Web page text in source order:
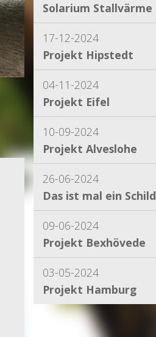
Solarium Stallvärme
17-12-2024
Projekt Hipstedt
04-11-2024
Projekt Eifel
10-09-2024
Projekt Alveslohe
26-06-2024
Das ist mal ein Schild
09-06-2024
Projekt Bexhövede
03-05-2024
Projekt Hamburg
15-04-2024